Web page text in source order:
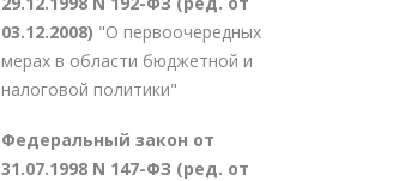
03.12.2008) "О первоочередных
мерах в области бюджетной и
налоговой политики"
Федеральный закон от
31.07.1998 N 147-ФЗ (ред. от